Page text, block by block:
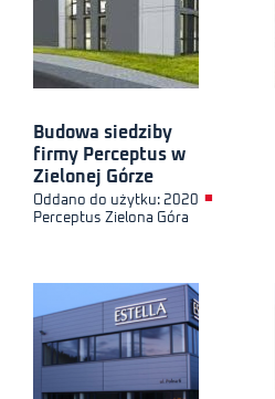
Budowa siedziby
firmy Perceptus w
Zielonej Górze
Oddano do użytku: 2020 ■
Perceptus Zielona Góra